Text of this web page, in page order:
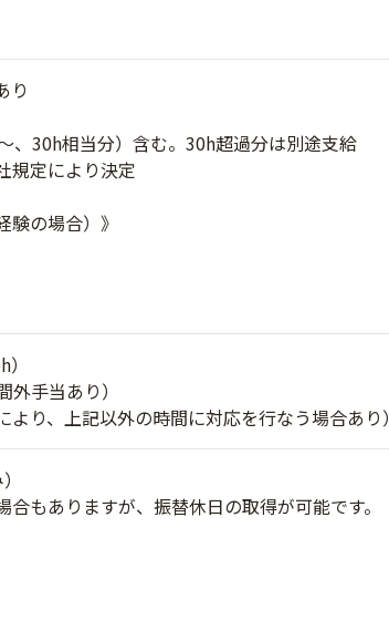
り
、30h相当分）含む。30h超過分は別途支給
規定により決定
験の場合）》
手当あり）
り、上記以外の時間に対応を行なう場合あり）
もありますが、振替休日の取得が可能です。